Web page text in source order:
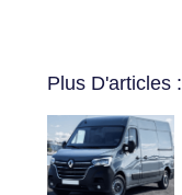
Plus D'articles :